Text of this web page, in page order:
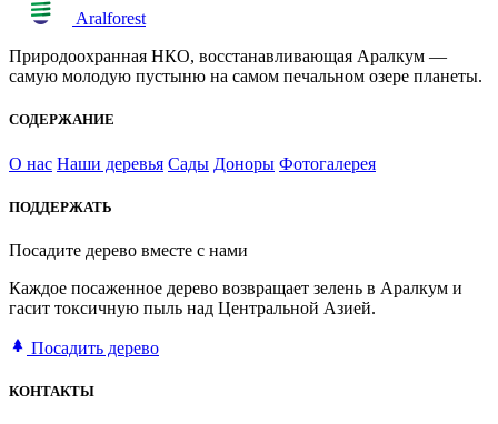
Aralforest
Природоохранная НКО, восстанавливающая Аралкум —
самую молодую пустыню на самом печальном озере планеты.
СОДЕРЖАНИЕ
О нас Наши деревья Сады Доноры Фотогалерея
ПОДДЕРЖАТЬ
Посадите дерево вместе с нами
Каждое посаженное дерево возвращает зелень в Аралкум и
гасит токсичную пыль над Центральной Азией.
Посадить дерево
КОНТАКТЫ